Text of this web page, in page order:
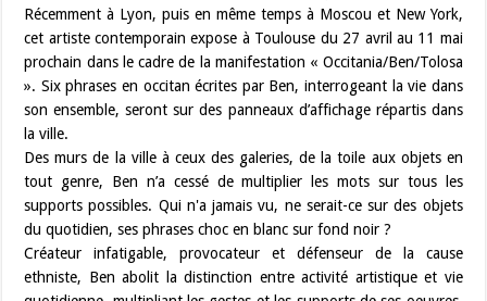
Récemment à Lyon, puis en même temps à Moscou et New York,
cet artiste contemporain expose à Toulouse du 27 avril au 11 mai
prochain dans le cadre de la manifestation « Occitania/Ben/Tolosa
». Six phrases en occitan écrites par Ben, interrogeant la vie dans
son ensemble, seront sur des panneaux d’affichage répartis dans
la ville.
Des murs de la ville à ceux des galeries, de la toile aux objets en
tout genre, Ben n’a cessé de multiplier les mots sur tous les
supports possibles. Qui n'a jamais vu, ne serait-ce sur des objets
du quotidien, ses phrases choc en blanc sur fond noir ?
Créateur infatigable, provocateur et défenseur de la cause
ethniste, Ben abolit la distinction entre activité artistique et vie